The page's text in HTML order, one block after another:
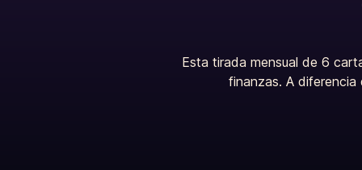
Esta tirada mensual de 6
finanzas. A diferencia